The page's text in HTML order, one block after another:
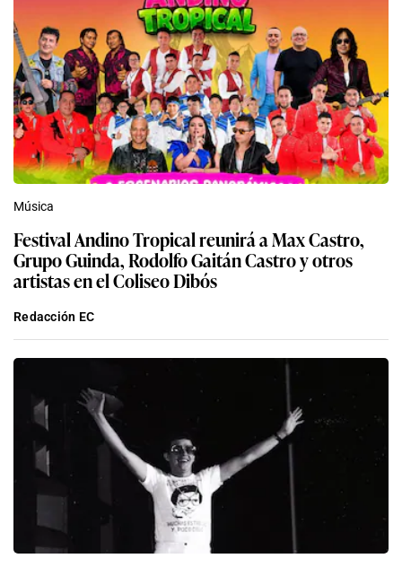
Música
Festival Andino Tropical reunirá a Max Castro,
Grupo Guinda, Rodolfo Gaitán Castro y otros
artistas en el Coliseo Dibós
Redacción EC